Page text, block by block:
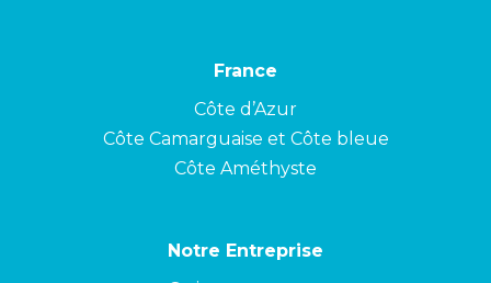
France
Côte d’Azur
Côte Camarguaise et Côte bleue
Côte Améthyste
Notre Entreprise